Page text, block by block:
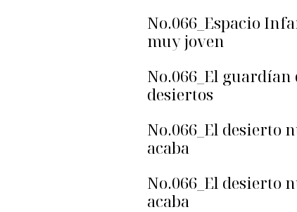
No.066_Espacio
muy joven
No.066_El guardían
desiertos
No.066_El desierto
acaba
No.066_El desierto
acaba